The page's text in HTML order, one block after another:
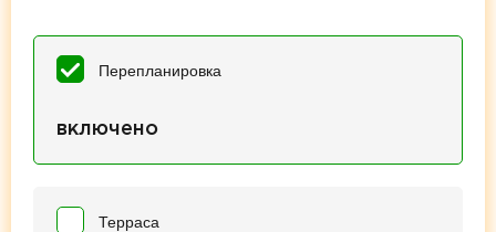
Перепланировка
включено
Терраса